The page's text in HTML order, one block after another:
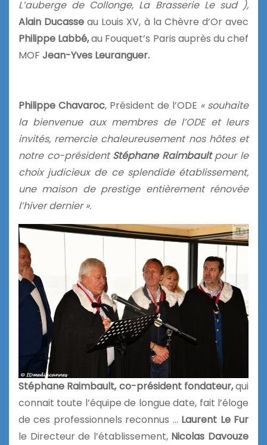
L’auberge de Collonge, La Brasserie Le sud ),
Alain Ducasse au Louis XV, à la Chèvre d’Or avec
Philippe Labbé,au Fouquet’s Paris auprès du chef
MOF Jean-Yves Leuranguer.
Philippe Chavaroc, Président de l’ODE « souhaite
la bienvenue aux membres de l’ODE et leurs
invités, remercie chaleureusement nos hôtes et
notre co-présidentStéphane Raimbaultpour le
choix judicieux de ce splendide établissement,
une maison de prestige entièrement rénovée
l’hiver dernier ».
Stéphane Raimbault, co-président fondateur,qui
connait toute l’équipe de longue date, fait l’éloge
de ces professionnels reconnus … Laurent Le Fur
le Directeur de l’établissement, Nicolas Davouze